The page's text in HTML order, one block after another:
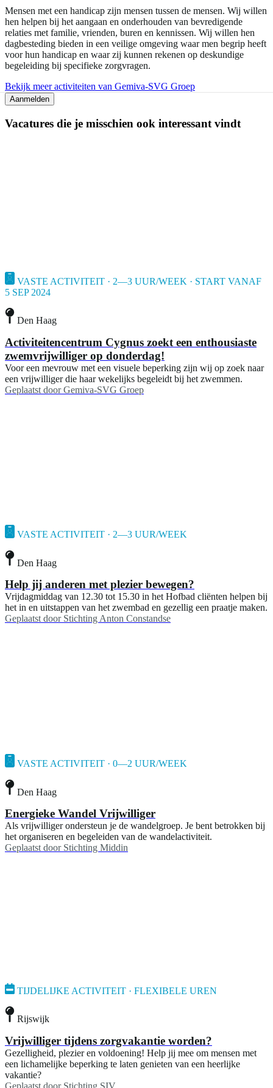
Mensen met een handicap zijn mensen tussen de mensen. Wij willen
hen helpen bij het aangaan en onderhouden van bevredigende
relaties met familie, vrienden, buren en kennissen. Wij willen hen
dagbesteding bieden in een veilige omgeving waar men begrip heeft
voor hun handicap en waar zij kunnen rekenen op deskundige
begeleiding bij specifieke zorgvragen.
Bekijk meer activiteiten van Gemiva-SVG Groep
Aanmelden
Vacatures die je misschien ook interessant vindt
VASTE ACTIVITEIT · 2—3 UUR/WEEK · START VANAF
5 SEP 2024
Den Haag
Activiteitencentrum Cygnus zoekt een enthousiaste
zwemvrijwilliger op donderdag!
Voor een mevrouw met een visuele beperking zijn wij op zoek naar
een vrijwilliger die haar wekelijks begeleidt bij het zwemmen.
Geplaatst door Gemiva-SVG Groep
VASTE ACTIVITEIT · 2—3 UUR/WEEK
Den Haag
Help jij anderen met plezier bewegen?
Vrijdagmiddag van 12.30 tot 15.30 in het Hofbad cliënten helpen bij
het in en uitstappen van het zwembad en gezellig een praatje maken.
Geplaatst door Stichting Anton Constandse
VASTE ACTIVITEIT · 0—2 UUR/WEEK
Den Haag
Energieke Wandel Vrijwilliger
Als vrijwilliger ondersteun je de wandelgroep. Je bent betrokken bij
het organiseren en begeleiden van de wandelactiviteit.
Geplaatst door Stichting Middin
TIJDELIJKE ACTIVITEIT · FLEXIBELE UREN
Rijswijk
Vrijwilliger tijdens zorgvakantie worden?
Gezelligheid, plezier en voldoening! Help jij mee om mensen met
een lichamelijke beperking te laten genieten van een heerlijke
vakantie?
Geplaatst door Stichting SIV